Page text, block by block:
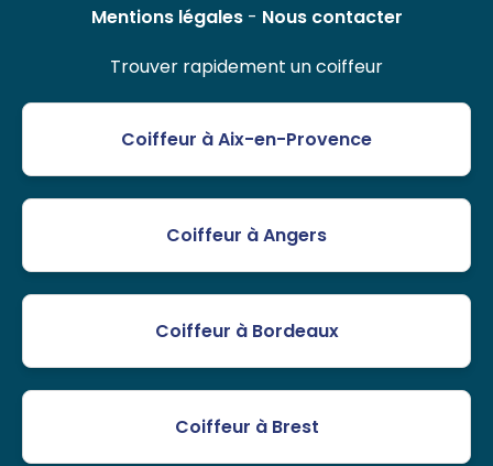
Mentions légales- Nous contacter
Trouver rapidement un coiffeur
Coiffeur à Aix-en-Provence
Coiffeur à Angers
Coiffeur à Bordeaux
Coiffeur à Brest